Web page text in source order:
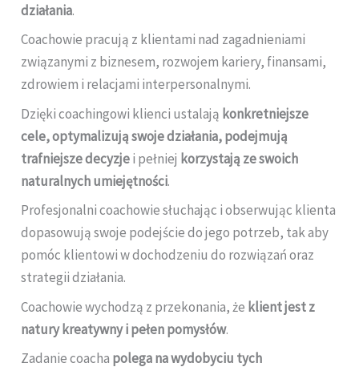
działania.
Coachowie pracują z klientami nad zagadnieniami
związanymi z biznesem, rozwojem kariery, finansami,
zdrowiem i relacjami interpersonalnymi.
Dzięki coachingowi klienci ustalają konkretniejsze
cele, optymalizują swoje działania, podejmują
trafniejsze decyzjei pełniej korzystają ze swoich
naturalnych umiejętności.
Profesjonalni coachowie słuchając i obserwując klienta
dopasowują swoje podejście do jego potrzeb, tak aby
pomóc klientowi w dochodzeniu do rozwiązań oraz
strategii działania.
Coachowie wychodzą z przekonania, że klient jest z
natury kreatywny i pełen pomysłów.
Zadanie coacha polega na wydobyciu tych